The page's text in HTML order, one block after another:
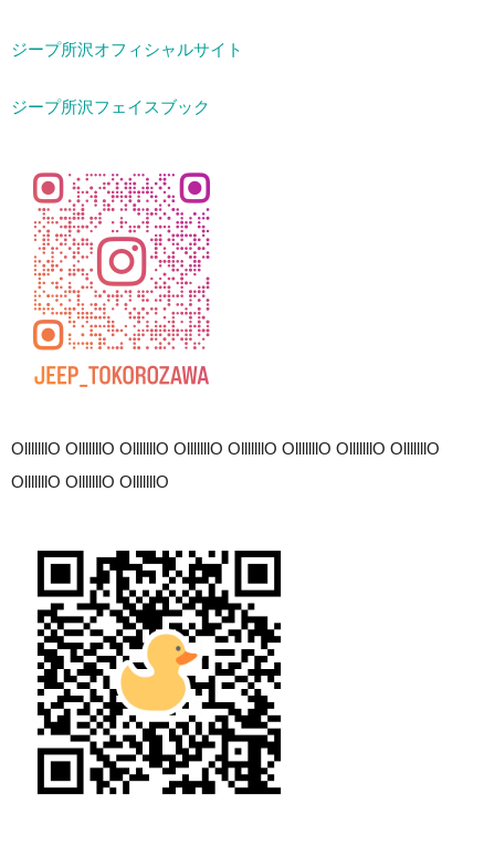
ジープ所沢オフィシャルサイト
ジープ所沢フェイスブック
OlllllllO OlllllllO OlllllllO OlllllllO OlllllllO OlllllllO OlllllllO OlllllllO
OlllllllO OlllllllO OlllllllO